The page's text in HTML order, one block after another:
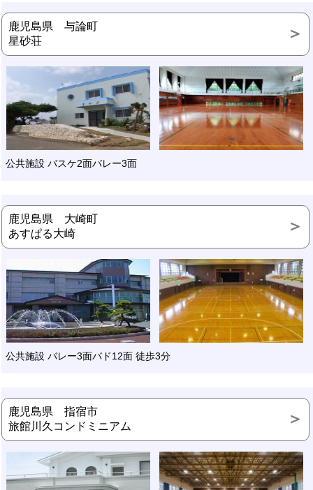
鹿児島県 与論町
星砂荘
公共施設 バスケ2面バレー3面
鹿児島県 大崎町
あすぱる大崎
公共施設 バレー3面バド12面 徒歩3分
鹿児島県 指宿市
旅館川久コンドミニアム